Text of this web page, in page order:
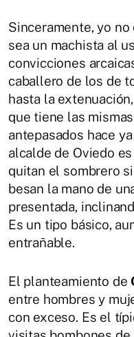
Sinceramente, yo
sea un machista al
convicciones
caballero de los de
hasta la
que tiene las
antepasados hace
alcalde de Oviedo
quitan el sombrero
besan la mano de
presentada,
Es un tipo básico,
entrañable.
El planteamiento de
entre hombres y
con exceso. Es el